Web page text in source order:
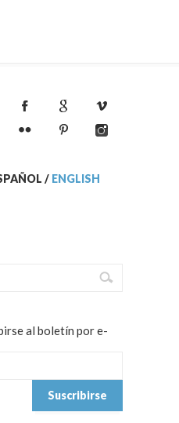
/ ENGLISH
al boletín por e-